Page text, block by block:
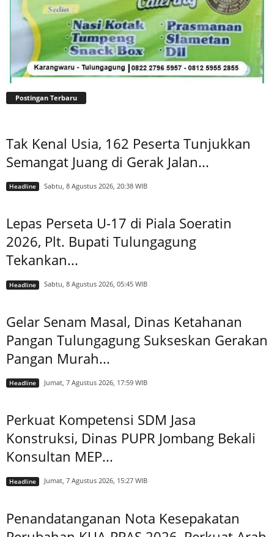
Postingan Terbaru
Tak Kenal Usia, 162 Peserta Tunjukkan
Semangat Juang di Gerak Jalan...
Headline Sabtu, 8 Agustus 2026, 20:38 WIB
Lepas Perseta U-17 di Piala Soeratin
2026, Plt. Bupati Tulungagung
Tekankan...
Headline Sabtu, 8 Agustus 2026, 05:45 WIB
Gelar Senam Masal, Dinas Ketahanan
Pangan Tulungagung Sukseskan Gerakan
Pangan Murah...
Headline Jumat, 7 Agustus 2026, 17:59 WIB
Perkuat Kompetensi SDM Jasa
Konstruksi, Dinas PUPR Jombang Bekali
Konsultan MEP...
Headline Jumat, 7 Agustus 2026, 15:27 WIB
Penandatanganan Nota Kesepakatan